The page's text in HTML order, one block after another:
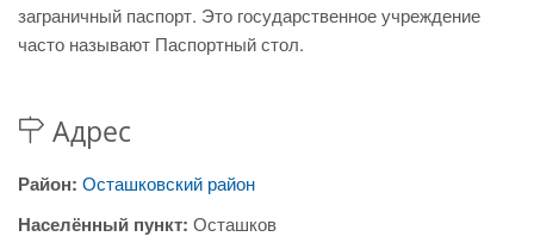
заграничный паспорт. Это государственное учреждение
часто называют Паспортный стол.
Адрес
Район: Осташковский район
Населённый пункт: Осташков